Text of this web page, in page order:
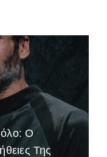
Ο
Της